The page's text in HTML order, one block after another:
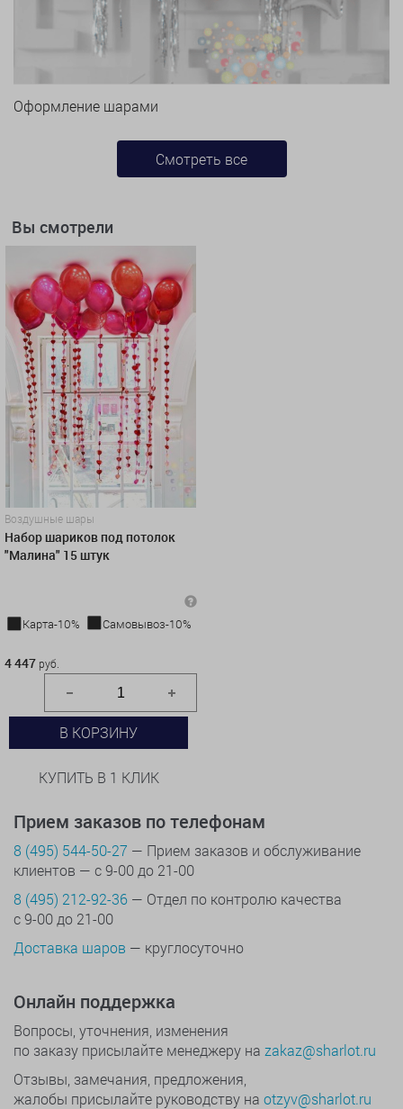
Оформление шарами
Смотреть все
Вы смотрели
Воздушные шары
Набор шариков под потолок
"Малина" 15 штук
Карта-10%
Самовывоз-10%
4 447 руб.
В КОРЗИНУ
КУПИТЬ В 1 КЛИК
Прием заказов по телефонам
8 (495) 544-50-27 — Прием заказов и обслуживание
клиентов — с 9-00 до 21-00
8 (495) 212-92-36 — Отдел по контролю качества
с 9-00 до 21-00
Доставка шаров — круглосуточно
Онлайн поддержка
Вопросы, уточнения, изменения
по заказу присылайте менеджеру на zakaz@sharlot.ru
Отзывы, замечания, предложения,
жалобы присылайте руководству на otzyv@sharlot.ru